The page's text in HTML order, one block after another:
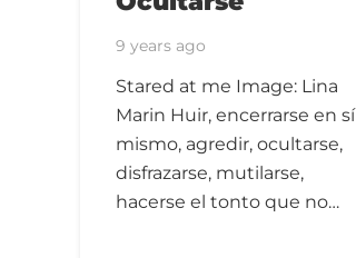
9 years ago
Stared at me Image: Lina
Marin Huir, encerrarse en sí
mismo, agredir, ocultarse,
disfrazarse, mutilarse,
hacerse el tonto que no…